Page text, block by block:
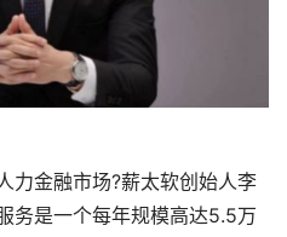
金融市场?薪太软创始人李
务是一个每年规模高达5.5万